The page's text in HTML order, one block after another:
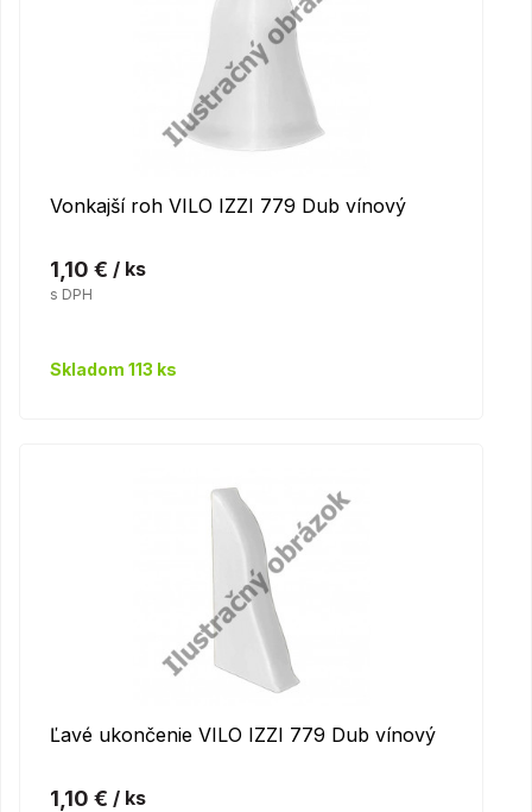
Vonkajší roh VILO IZZI 779 Dub vínový
1,10 € / ks
s DPH
Skladom 113 ks
Ľavé ukončenie VILO IZZI 779 Dub vínový
1,10 € / ks